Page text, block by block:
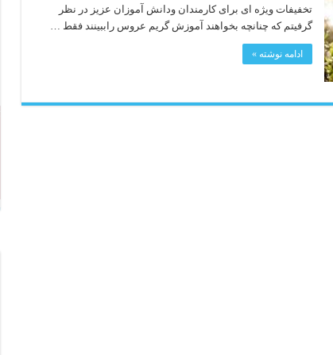
تخفیفات ویژه ای برای کارمندان ودانش آموزان عزیز در نظر
گرفیتم که چنانچه بخواهند آموزش گریم عروس راببینند فقط …
ادامه نوشته »